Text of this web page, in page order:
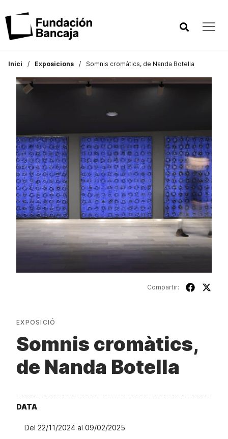
Inici Exposicions Somnis cromàtics, de Nanda Botella
Compartir:
EXPOSICIÓ
Somnis cromàtics,
de Nanda Botella
DATA
Del 22/11/2024 al 09/02/2025